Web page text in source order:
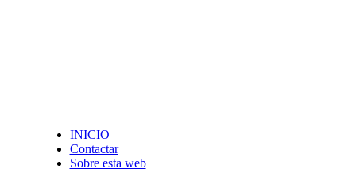
INICIO
Contactar
Sobre esta web